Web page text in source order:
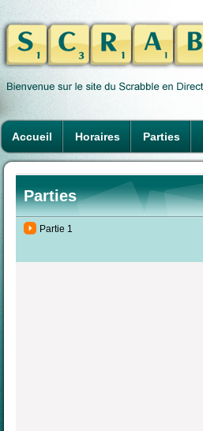
Accueil Horaires Parties
Parties
Partie 1